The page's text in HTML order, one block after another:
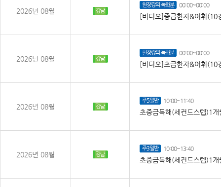
2026년 08월 강남
현장강의 녹화분 00:00~00:00
[비디오]중급한자&어휘(10
2026년 08월 강남
현장강의 녹화분 00:00~00:00
[비디오]초급한자&어휘(10
2026년 08월 강남
주5일반 10:00~11:40
초중급독해(세컨드스텝)1
2026년 08월 강남
주3일반 10:00~13:40
초중급독해(세컨드스텝)1